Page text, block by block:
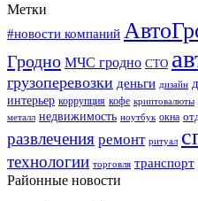
Метки
#новости компаний
Гродно МЧС гродно СТО
грузоперевозки деньги дизайн
интерьер коррупция кофе криптовалюты
металл недвижимость ноутбук окна
развлечения ремонт ритуал
технологии торговля транспорт
Районные новости